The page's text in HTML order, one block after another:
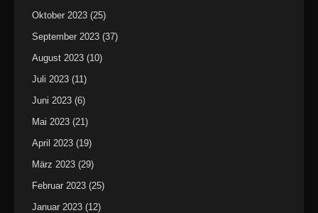
Oktober 2023 (25)
September 2023 (37)
August 2023 (10)
Juli 2023 (11)
Juni 2023 (6)
Mai 2023 (21)
April 2023 (19)
März 2023 (29)
Februar 2023 (25)
Januar 2023 (12)